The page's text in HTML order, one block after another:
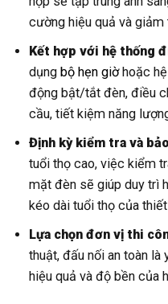
cường hiệu quả và giảm
Kết hợp với hệ thống
dụngbộ hẹn giờhoặc
động bật/tắt đèn, điều
cầu, tiết kiệm năng
Định kỳ kiểm tra và
tuổi thọ cao, việc kiểm
mặt đèn sẽ giúp duy trì
kéo dài tuổi thọ của
Lựa chọn đơn vị thi
thuật, đấu nối an toàn là
hiệu quả và độ bền của